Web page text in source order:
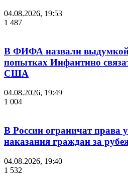
04.08.2026, 19:53
1 487
В ФИФА назвали
попытках Инфантино
США
04.08.2026, 19:49
1 004
В России ограничат права
наказания граждан за
04.08.2026, 19:40
1 532